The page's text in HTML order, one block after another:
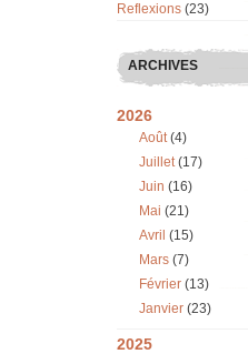
Reflexions (23)
ARCHIVES
2026
Août(4)
Juillet(17)
Juin (16)
Mai (21)
Avril (15)
Mars (7)
Février (13)
Janvier (23)
2025